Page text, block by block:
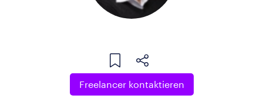
Freelancer kontaktieren